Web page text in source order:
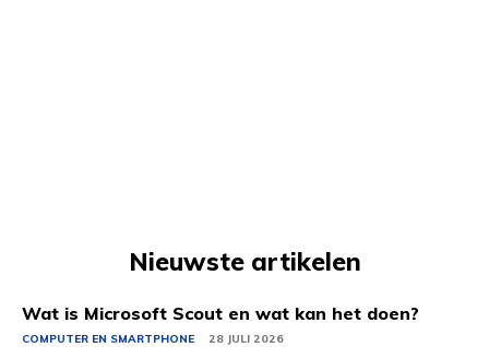
Nieuwste artikelen
Wat is Microsoft Scout en wat kan het doen?
COMPUTER EN SMARTPHONE 28 JULI 2026